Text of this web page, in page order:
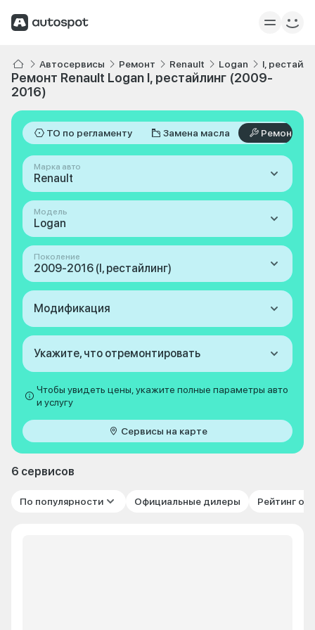
Автосервисы Ремонт Renault Logan I,
Ремонт Renault Logan I, рестайлинг (2009-
2016)
ТО по регламенту Замена масла Ремонт
Марка авто
Renault
Модель
Logan
Поколение
2009-2016 (I, рестайлинг)
Модификация
Укажите, что отремонтировать
Чтобы увидеть цены, укажите полные параметры авто
и услугу
Сервисы на карте
6 сервисов
По популярности Официальные дилеры Рейтинг